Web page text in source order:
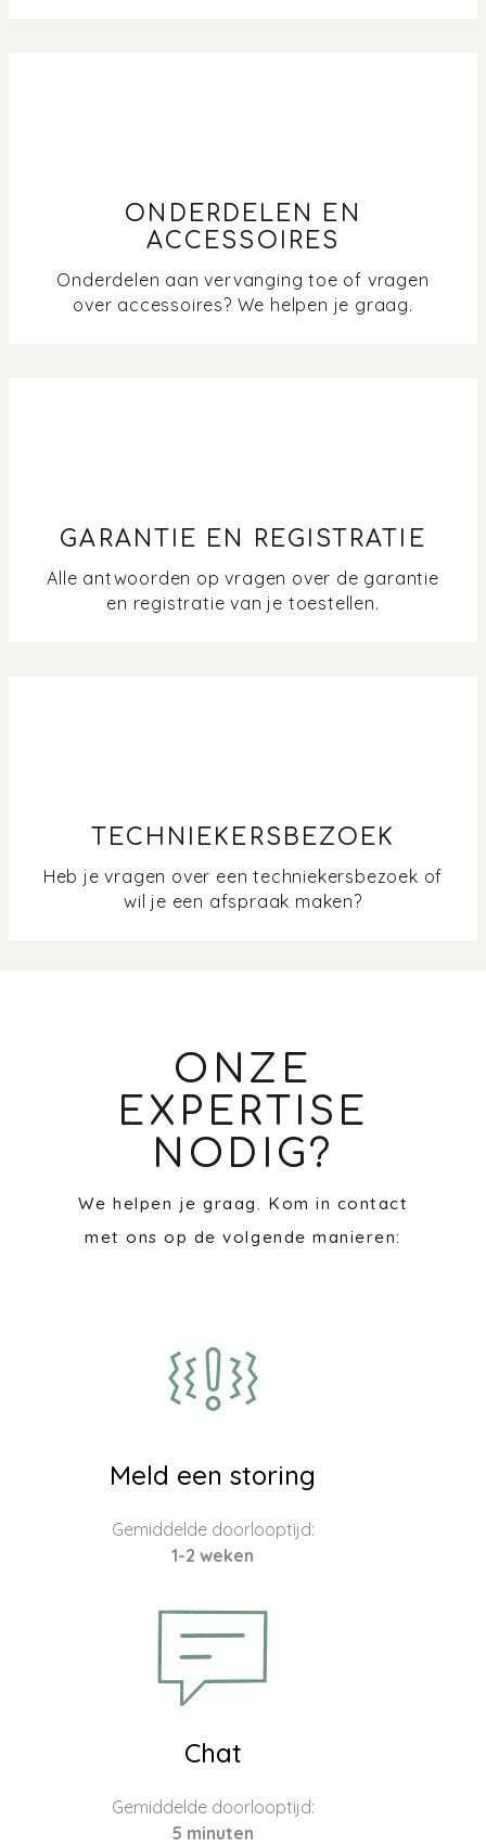
ONDERDELEN EN
ACCESSOIRES
Onderdelen aan vervanging toe of vragen
over accessoires? We helpen je graag.
GARANTIE EN REGISTRATIE
Alle antwoorden op vragen over de garantie
en registratie van je toestellen.
TECHNIEKERSBEZOEK
Heb je vragen over een techniekersbezoek of
wil je een afspraak maken?
ONZE
EXPERTISE
NODIG?
We helpen je graag. Kom in contact
met ons op de volgende manieren:
Meld een storing
Gemiddelde doorlooptijd:
1-2 weken
Chat
Gemiddelde doorlooptijd:
5 minuten